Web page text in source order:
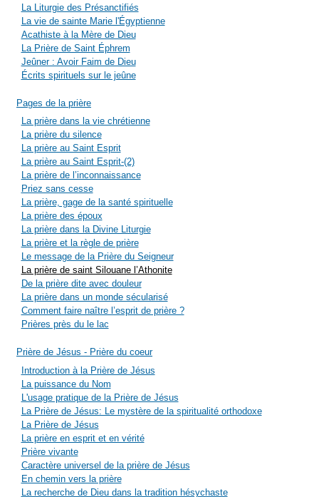
La Liturgie des Présanctifiés
La vie de sainte Marie l'Égyptienne
Acathiste à la Mère de Dieu
La Prière de Saint Éphrem
Jeûner : Avoir Faim de Dieu
Écrits spirituels sur le jeûne
Pages de la prière
La prière dans la vie chrétienne
La prière du silence
La prière au Saint Esprit
La prière au Saint Esprit-(2)
La prière de l’inconnaissance
Priez sans cesse
La prière, gage de la santé spirituelle
La prière des époux
La prière dans la Divine Liturgie
La prière et la règle de prière
Le message de la Prière du Seigneur
La prière de saint Silouane l’Athonite
De la prière dite avec douleur
La prière dans un monde sécularisé
Comment faire naître l’esprit de prière ?
Prières près du le lac
Prière de Jésus - Prière du coeur
Introduction à la Prière de Jésus
La puissance du Nom
L'usage pratique de la Prière de Jésus
La Prière de Jésus: Le mystère de la spiritualité orthodoxe
La Prière de Jésus
La prière en esprit et en vérité
Prière vivante
Caractère universel de la prière de Jésus
En chemin vers la prière
La recherche de Dieu dans la tradition hésychaste